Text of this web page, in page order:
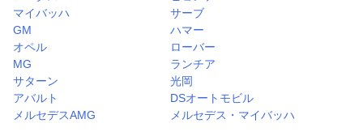
マイバッハ
サーブ
GM
ハマー
オペル
ローバー
MG
ランチア
サターン
光岡
アバルト
DSオートモビル
メルセデスAMG
メルセデス・マイバッハ